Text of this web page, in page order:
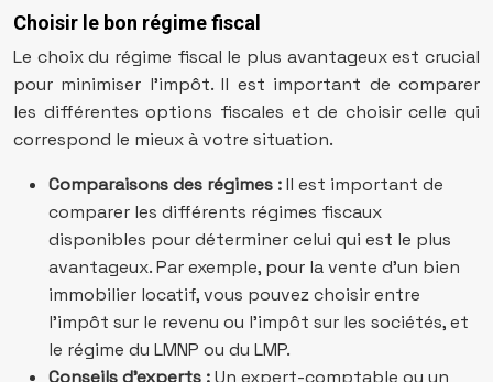
Choisir le bon régime fiscal
Le choix du régime fiscal le plus avantageux est crucial
pour minimiser l’impôt. Il est important de comparer
les différentes options fiscales et de choisir celle qui
correspond le mieux à votre situation.
Comparaisons des régimes :Il est important de
comparer les différents régimes fiscaux
disponibles pour déterminer celui qui est le plus
avantageux. Par exemple, pour la vente d’un bien
immobilier locatif, vous pouvez choisir entre
l’impôt sur le revenu ou l’impôt sur les sociétés, et
le régime du LMNP ou du LMP.
Conseils d’experts :Un expert-comptable ou un